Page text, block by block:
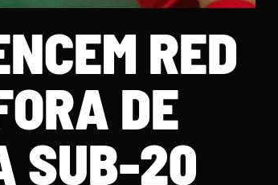
RED
DE
SUB-20